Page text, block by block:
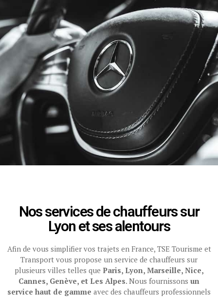
Nos services de chauffeurs sur
Lyon et ses alentours
Afin de vous simplifier vos trajets en France, TSE Tourisme et
Transport vous propose un service de chauffeurs sur
plusieurs villes telles que Paris, Lyon, Marseille, Nice,
Cannes, Genève, et Les Alpes. Nous fournissons un
service haut de gamme avec des chauffeurs professionnels